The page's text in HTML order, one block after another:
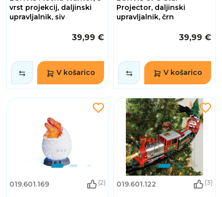
vrst projekcij, daljinski
upravljalnik, siv
39,99 €
V košarico
Projector, daljinski
upravljalnik, črn
39,99 €
V košarico
019.601.169 (2) 019.601.122 (3)